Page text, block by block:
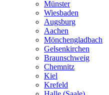
Münster
Wiesbaden
Augsburg
Aachen
Mönchengladbach
Gelsenkirchen
Braunschweig
Chemnitz
Kiel
Krefeld